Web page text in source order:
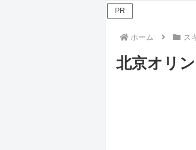
PR
ホーム ス
北京オリ